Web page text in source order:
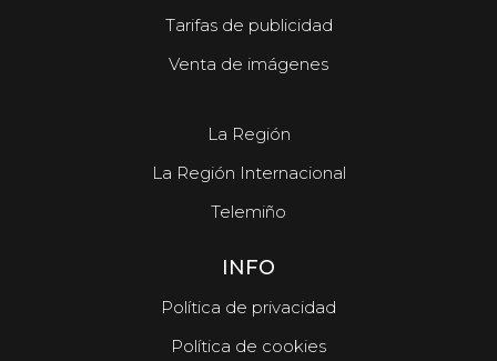
Tarifas de publicidad
Venta de imágenes
La Región
La Región Internacional
Telemiño
INFO
Política de privacidad
Política de cookies